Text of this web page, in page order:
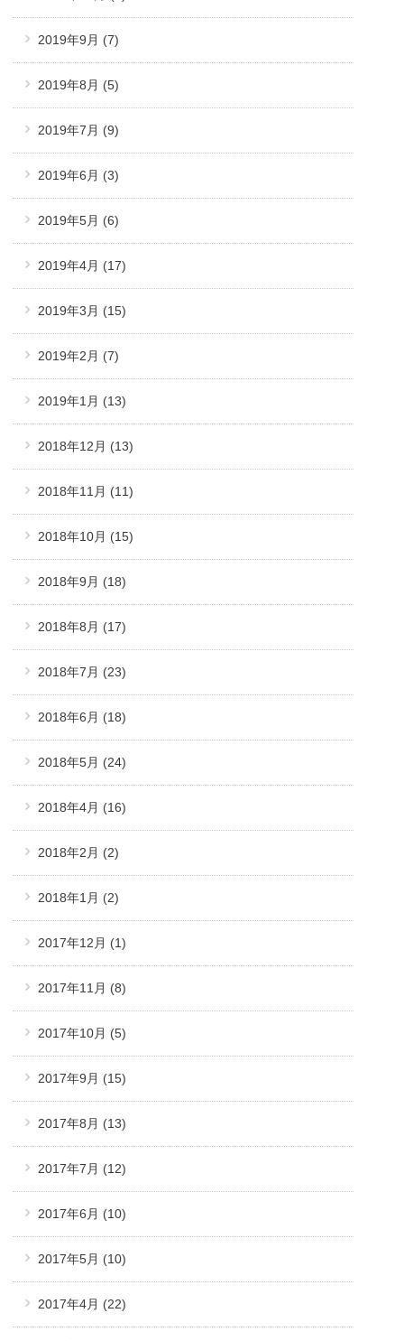
2019年9月 (7)
2019年8月 (5)
2019年7月 (9)
2019年6月 (3)
2019年5月 (6)
2019年4月 (17)
2019年3月 (15)
2019年2月 (7)
2019年1月 (13)
2018年12月 (13)
2018年11月 (11)
2018年10月 (15)
2018年9月 (18)
2018年8月 (17)
2018年7月 (23)
2018年6月 (18)
2018年5月 (24)
2018年4月 (16)
2018年2月 (2)
2018年1月 (2)
2017年12月 (1)
2017年11月 (8)
2017年10月 (5)
2017年9月 (15)
2017年8月 (13)
2017年7月 (12)
2017年6月 (10)
2017年5月 (10)
2017年4月 (22)